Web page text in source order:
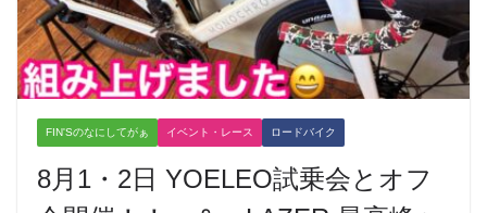
FIN'Sのなにしてがぁ イベント・レース ロードバイク
8月1・2日 YOELEO試乗会とオフ